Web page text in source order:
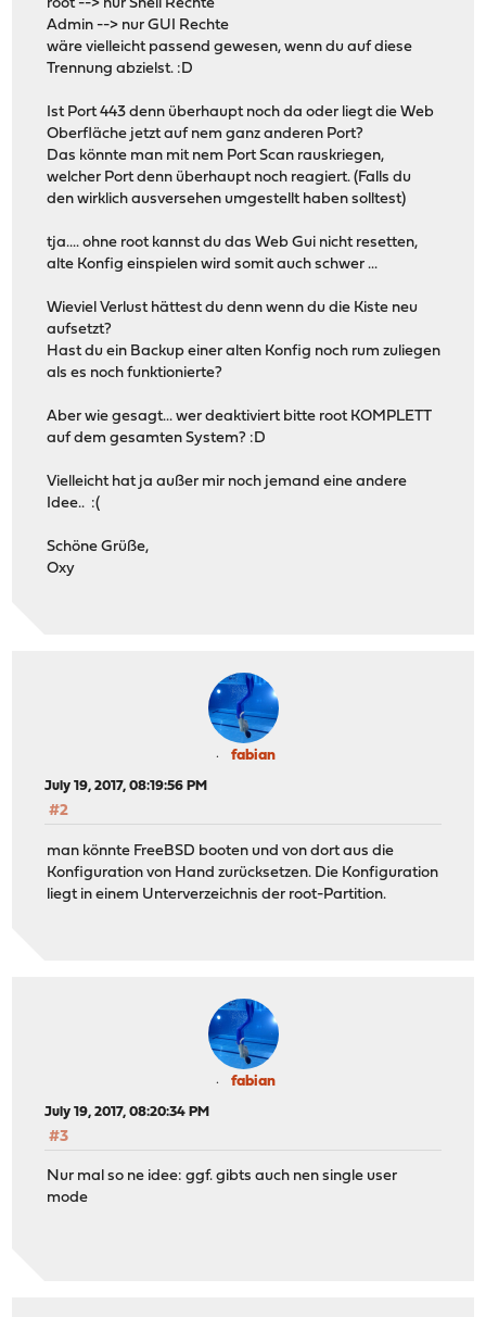
root --> nur Shell Rechte
Admin --> nur GUI Rechte
wäre vielleicht passend gewesen, wenn du auf diese
Trennung abzielst. :D
Ist Port 443 denn überhaupt noch da oder liegt die Web
Oberfläche jetzt auf nem ganz anderen Port?
Das könnte man mit nem Port Scan rauskriegen,
welcher Port denn überhaupt noch reagiert. (Falls du
den wirklich ausversehen umgestellt haben solltest)
tja.... ohne root kannst du das Web Gui nicht resetten,
alte Konfig einspielen wird somit auch schwer ...
Wieviel Verlust hättest du denn wenn du die Kiste neu
aufsetzt?
Hast du ein Backup einer alten Konfig noch rum zuliegen
als es noch funktionierte?
Aber wie gesagt... wer deaktiviert bitte root KOMPLETT
auf dem gesamten System? :D
Vielleicht hat ja außer mir noch jemand eine andere
Idee.. :(
Schöne Grüße,
Oxy
fabian
July 19, 2017, 08:19:56 PM
#2
man könnte FreeBSD booten und von dort aus die
Konfiguration von Hand zurücksetzen. Die Konfiguration
liegt in einem Unterverzeichnis der root-Partition.
fabian
July 19, 2017, 08:20:34 PM
#3
Nur mal so ne idee: ggf. gibts auch nen single user
mode